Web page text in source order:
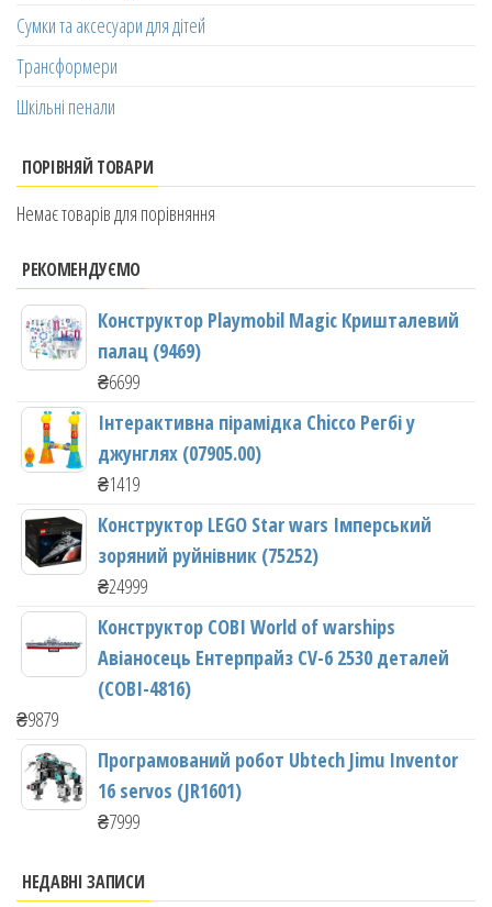
Сумки та аксесуари для дітей
Трансформери
Шкільні пенали
ПОРІВНЯЙ ТОВАРИ
Немає товарів для порівняння
РЕКОМЕНДУЄМО
Конструктор Playmobil Magic Кришталевий
палац (9469)
₴6699
Інтерактивна пірамідка Chicco Регбі у
джунглях (07905.00)
₴1419
Конструктор LEGO Star wars Імперський
зоряний руйнівник (75252)
₴24999
Конструктор COBI World of warships
Авіаносець Ентерпрайз CV-6 2530 деталей
(COBI-4816)
₴9879
Програмований робот Ubtech Jimu Inventor
16 servos (JR1601)
₴7999
НЕДАВНІ ЗАПИСИ